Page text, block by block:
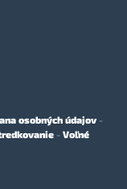
osobných údajov -
- Voľné